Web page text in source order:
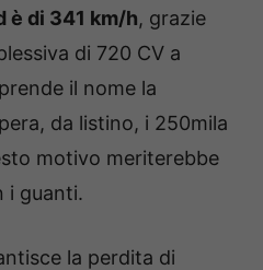
è di 341 km/h, grazie
di 720 CV a
il nome la
da listino, i 250mila
motivo meriterebbe
i guanti.
la perdita di